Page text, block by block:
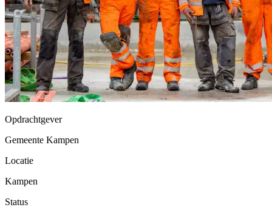
Opdrachtgever
Gemeente Kampen
Locatie
Kampen
Status